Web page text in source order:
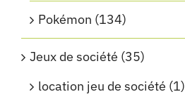
Pokémon (134)
Jeux de société (35)
location jeu de société (1)